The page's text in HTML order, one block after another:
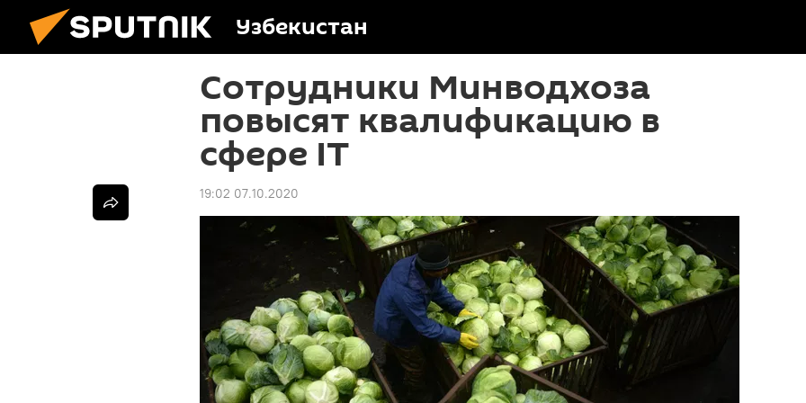
Узбекистан
Сотрудники Минводхоза
повысят квалификацию в
сфере IT
19:02 07.10.2020